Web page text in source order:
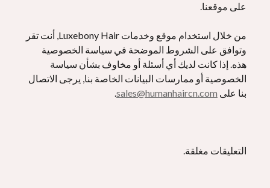
على موقعنا.
من خلال استخدام موقع وخدمات Luxebony Hair, أنت تقر
وتوافق على الشروط الموضحة في سياسة الخصوصية
هذه. إذا كانت لديك أي أسئلة أو مخاوف بشأن سياسة
الخصوصية أو ممارسات البيانات الخاصة بنا, يرجى الاتصال
بنا على sales@humanhaircn.com
.
التعليقات مغلقة.